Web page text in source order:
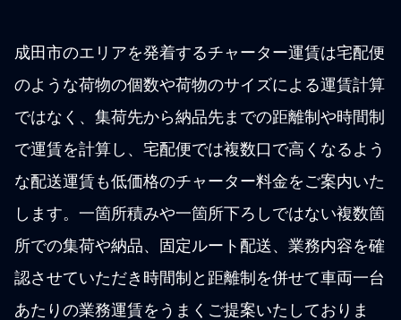
成田市のエリアを発着するチャーター運賃は宅配便
のような荷物の個数や荷物のサイズによる運賃計算
ではなく、集荷先から納品先までの距離制や時間制
で運賃を計算し、宅配便では複数口で高くなるよう
な配送運賃も低価格のチャーター料金をご案内いた
します。一箇所積みや一箇所下ろしではない複数箇
所での集荷や納品、固定ルート配送、業務内容を確
認させていただき時間制と距離制を併せて車両一台
あたりの業務運賃をうまくご提案いたしておりま